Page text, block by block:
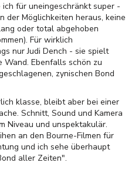
für uneingeschränkt super -
der Möglichkeiten heraus, keine
oder total abgehoben
Für wirklich
nur Judi Dench - sie spielt
Wand. Ebenfalls schön zu
zynischen Bond
klasse, bleibt aber bei einer
Schnitt, Sound und Kamera
Niveau und unspektakulär.
an den Bourne-Filmen für
und ich sehe überhaupt
aller Zeiten".